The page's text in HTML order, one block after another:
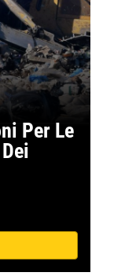
Per Le